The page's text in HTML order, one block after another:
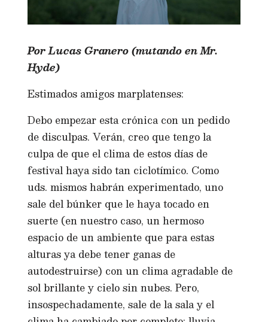
Por Lucas Granero (mutando en Mr.
Hyde)
Estimados amigos marplatenses:
Debo empezar esta crónica con un pedido
de disculpas. Verán, creo que tengo la
culpa de que el clima de estos días de
festival haya sido tan ciclotímico. Como
uds. mismos habrán experimentado, uno
sale del búnker que le haya tocado en
suerte (en nuestro caso, un hermoso
espacio de un ambiente que para estas
alturas ya debe tener ganas de
autodestruirse) con un clima agradable de
sol brillante y cielo sin nubes. Pero,
insospechadamente, sale de la sala y el